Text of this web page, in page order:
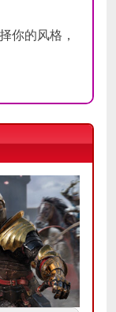
你的风格，